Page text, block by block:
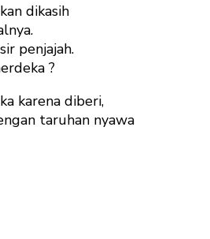
dikasih
penjajah.
?
karena diberi,
taruhan nyawa